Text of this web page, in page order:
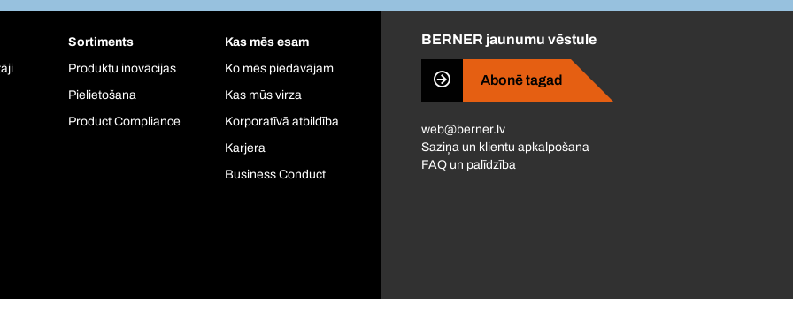
Sortiments
Produktu inovācijas
Pielietošana
Product Compliance
Kas mēs esam
Ko mēs piedāvājam
Kas mūs virza
Korporatīvā atbildība
Karjera
Business Conduct
BERNER jaunumu vēstule
Abonē tagad
web@berner.lv
Saziņa un klientu apkalpošana
FAQ un palīdzība